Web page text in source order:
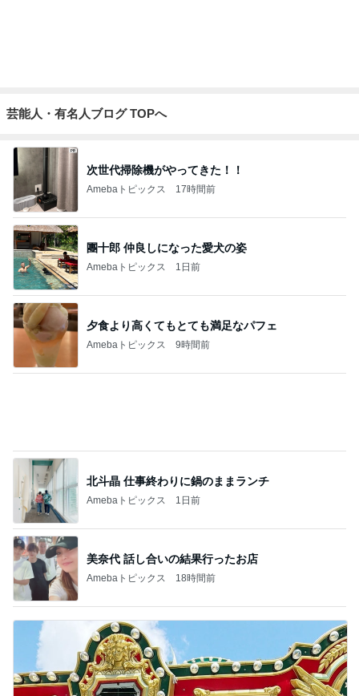
芸能人・有名人ブログ TOPへ
次世代掃除機がやってきた！！
Amebaトピックス 17時間前
團十郎 仲良しになった愛犬の姿
Amebaトピックス 1日前
夕食より高くてもとても満足なパフェ
Amebaトピックス 9時間前
北斗晶 仕事終わりに鍋のままランチ
Amebaトピックス 1日前
美奈代 話し合いの結果行ったお店
Amebaトピックス 18時間前